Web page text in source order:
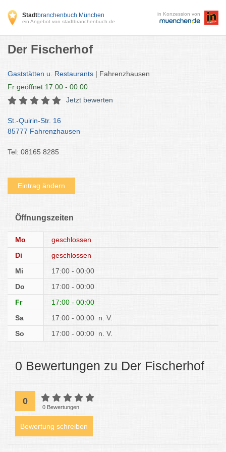
Stadtbranchenbuch München
ein Angebot von stadtbranchenbuch.de
in Konzession von
Der Fischerhof
Gaststätten u. Restaurants | Fahrenzhausen
Fr geöffnet 17:00 - 00:00
Jetzt bewerten
St.-Quirin-Str. 16
85777 Fahrenzhausen
Tel: 08165 8285
Eintrag ändern
Öffnungszeiten
Mo
geschlossen
Di
geschlossen
Mi
17:00 - 00:00
Do
17:00 - 00:00
Fr
17:00 - 00:00
Sa
17:00 - 00:00 n. V.
So
17:00 - 00:00 n. V.
0 Bewertungen zu Der Fischerhof
0
0 Bewertungen
Bewertung schreiben